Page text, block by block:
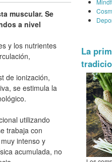
muscular. Se
a nivel
y los nutrientes
de ionización,
se estimula la
utilizando
trabaja con
intenso y
acumulada, no
La